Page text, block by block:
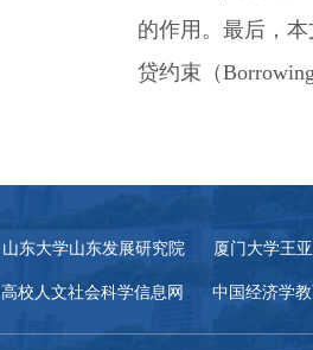
的作用。最后，
贷约束（
山东大学山东发展研究院 厦门大学王
高校人文社会科学信息网 中国经济学